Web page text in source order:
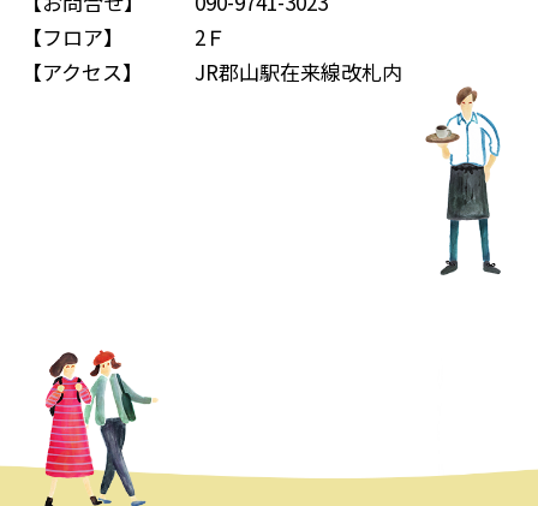
【フロア】
2Ｆ
【アクセス】
JR郡山駅在来線改札内